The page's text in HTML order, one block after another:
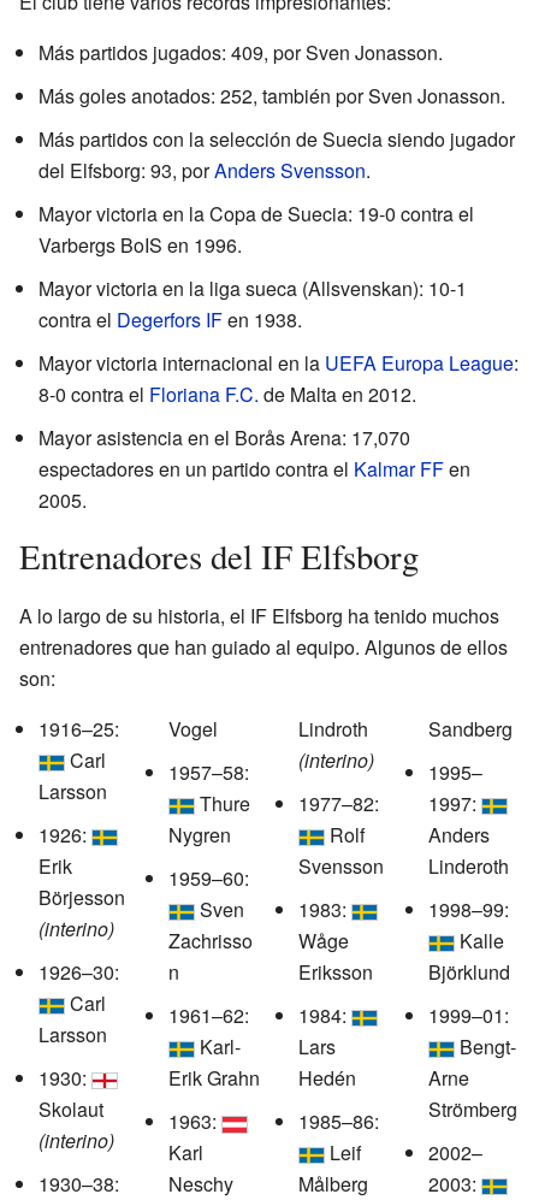
Más partidos jugados: 409, por Sven Jonasson.
Más goles anotados: 252, también por Sven Jonasson.
Más partidos con la selección de Suecia siendo jugador
del Elfsborg: 93, porAnders Svensson.
Mayor victoria en la Copa de Suecia: 19-0 contra el
Varbergs BoIS en 1996.
Mayor victoria en la liga sueca (Allsvenskan): 10-1
contra el Degerfors IFen 1938.
Mayor victoria internacional en la UEFA Europa League:
8-0 contra el Floriana F.C. de Malta en 2012.
Mayor asistencia en el Borås Arena: 17,070
espectadores en un partido contra el Kalmar FFen
2005.
Entrenadores del IF Elfsborg
A lo largo de su historia, el IF Elfsborg ha tenido muchos
entrenadores que han guiado al equipo. Algunos de ellos
son:
1916–25:
Carl
Larsson
1926:
Erik
Börjesson
(interino)
1926–30:
Carl
Larsson
1930:
Skolaut
(interino)
1930–38:
Vogel
1957–58:
Thure
Nygren
1959–60:
Sven
Zachrisso
n
1961–62:
Karl-
Erik Grahn
1963:
Karl
Neschy
Lindroth
(interino)
1977–82:
Rolf
Svensson
1983:
Wåge
Eriksson
1984:
Lars
Hedén
1985–86:
Leif
Målberg
Sandberg
1995–
1997:
Anders
Linderoth
1998–99:
Kalle
Björklund
1999–01:
Bengt-
Arne
Strömberg
2002–
2003: